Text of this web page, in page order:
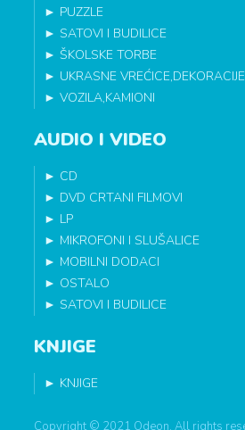
► PUZZLE
►SATOVI I BUDILICE
►ŠKOLSKE TORBE
► UKRASNE VREĆICE,DEKORACIJE
►VOZILA,KAMIONI
AUDIO I VIDEO
► CD
► DVD CRTANI FILMOVI
► LP
► MIKROFONI I SLUŠALICE
► MOBILNI DODACI
► OSTALO
►SATOVI I BUDILICE
KNJIGE
► KNJIGE
Copyright © 2021 Odeon. All rights